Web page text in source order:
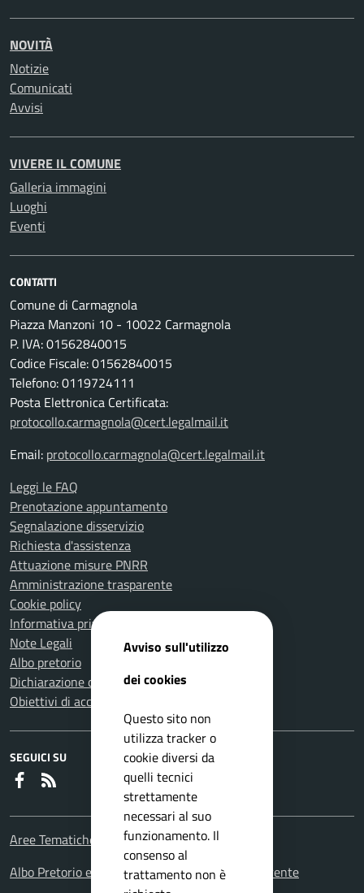
NOVITÀ
Notizie
Comunicati
Avvisi
VIVERE IL COMUNE
Galleria immagini
Luoghi
Eventi
CONTATTI
Comune di Carmagnola
Piazza Manzoni 10 - 10022 Carmagnola
P. IVA: 01562840015
Codice Fiscale: 01562840015
Telefono: 0119724111
Posta Elettronica Certificata:
protocollo.carmagnola@cert.legalmail.it
Email: protocollo.carmagnola@cert.legalmail.it
Leggi le FAQ
Prenotazione appuntamento
Segnalazione disservizio
Richiesta d'assistenza
Attuazione misure PNRR
Amministrazione trasparente
Cookie policy
Informativa privacy
Note Legali
Albo pretorio
Dichiarazione di accessibilità
Obiettivi di accessibilità
SEGUICI SU
Faceboook
Aree Tematiche
Albo Pretorio e Portale amministrazione trasparente
Avviso sull'utilizzo
dei cookies
Questo sito non
utilizza tracker o
cookie diversi da
quelli tecnici
strettamente
necessari al suo
funzionamento. Il
consenso al
trattamento non è